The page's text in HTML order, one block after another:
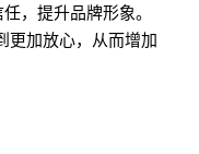
，提升品牌形象。
更加放心，从而增加